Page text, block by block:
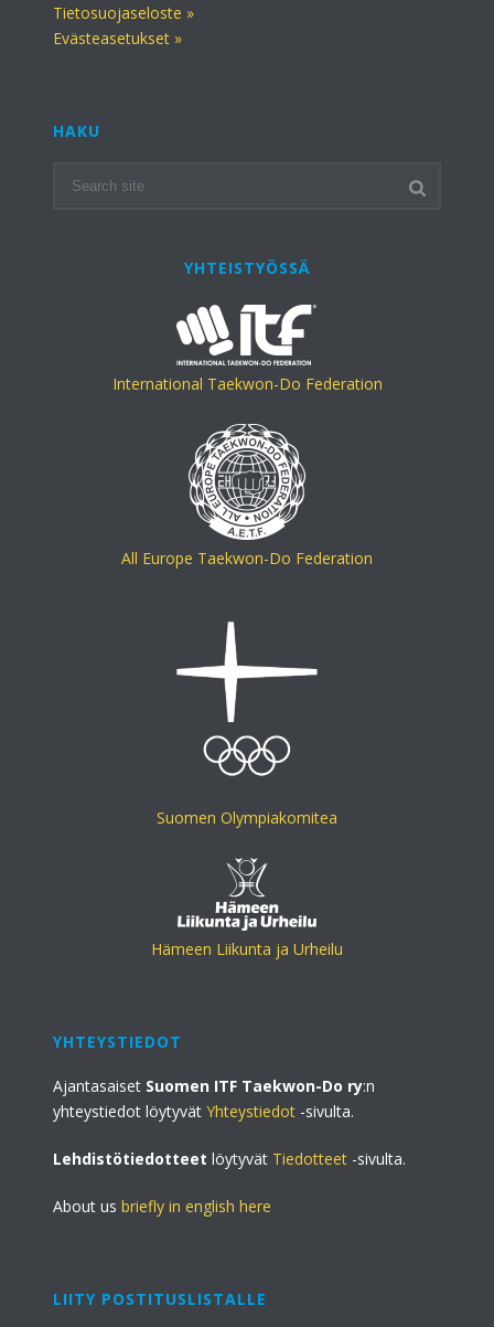
Tietosuojaseloste »
Evästeasetukset »
HAKU
YHTEISTYÖSSÄ
International Taekwon-Do Federation
All Europe Taekwon-Do Federation
Suomen Olympiakomitea
Hämeen Liikunta ja Urheilu
YHTEYSTIEDOT
Ajantasaiset Suomen ITF Taekwon-Do ry:n
yhteystiedot löytyvätYhteystiedot -sivulta.
Lehdistötiedotteet löytyvät Tiedotteet -sivulta.
About usbriefly in english here
LIITY POSTITUSLISTALLE